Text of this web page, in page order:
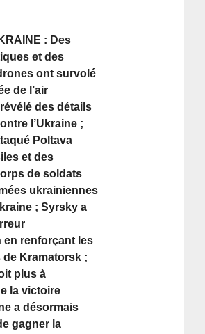
: Des
et des
ont survolé
de l’air
des détails
l’Ukraine ;
Poltava
et des
de soldats
ukrainiennes
; Syrsky a
en renforçant les
Kramatorsk ;
plus à
la victoire
a désormais
gagner la